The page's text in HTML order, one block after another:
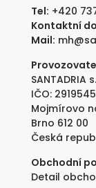
Tel: +420
Kontaktní
Mail:
SANTADRIA
IČO:
Mojmírovo
Brno 612 00
Česká
Obchodní
Detail